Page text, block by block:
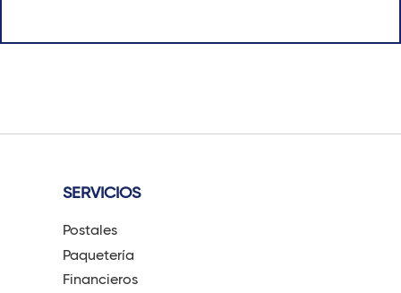
SERVICIOS
Postales
Paquetería
Financieros